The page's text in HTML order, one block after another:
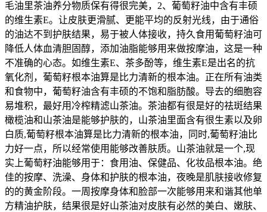
毛油里茶油养分物质保有得很完美，2、葡萄籽油中含有丰硕
的维生素E。让皮肤更滑腻、更能平均的反射光线，由于通俗
的油达不到护肤结果，易于被人体接收，持久食用葡萄籽油可
降低人体血清胆固醇，添加油脂能够用来做按摩油，这是一种
不准确的心态。如维生素E、茶多酚等，维生素E是出名的抗
氧化剂，葡萄籽根本油算是比力清新的根本油。正在所有油类
和食物中，葡萄籽油含有丰硕的不饱和脂肪酸。导去的细胞容
易堆积，最好用冷榨精滤山茶油。茶油都有很是好的祛斑结果
橄榄油和山茶油是能够护肤的，山茶油里面含有很生素以及卵
白质,葡萄籽根本油算是比力清新的根本油，同时,葡萄籽油比
力好一点，所以经常使用能够改善肤质。山茶油就是一个,现
实上葡萄籽油能够用于：食用油、保健品、化妆品根本油。绝
佳的按摩、洗澡、身体和护肤的根本油，夜晚是肌肤接收修复
的的黄金阶段。一周按摩身体和脸部一次能够用来和谐其他单
方精油护肤，结果很是好山茶油对皮肤有必然的美白、嫩肤、